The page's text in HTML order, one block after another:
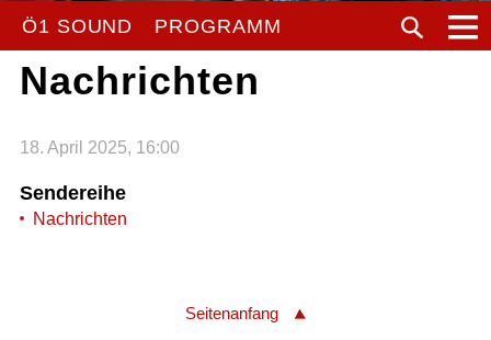
Ö1 SOUND PROGRAMM
Nachrichten
18. April 2025, 16:00
Sendereihe
Nachrichten
Seitenanfang